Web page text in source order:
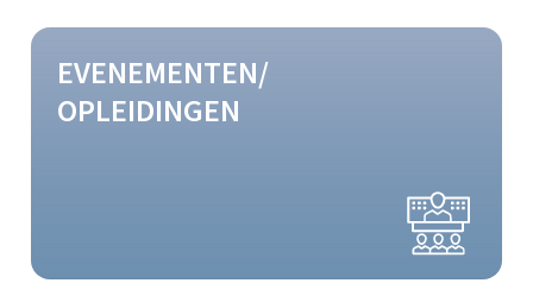
EVENEMENTEN/
OPLEIDINGEN